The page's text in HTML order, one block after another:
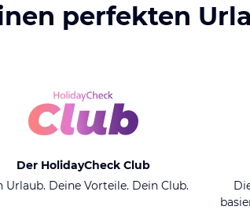
perfekten
Der HolidayCheck Club
Urlaub. Deine Vorteile. Dein Club.